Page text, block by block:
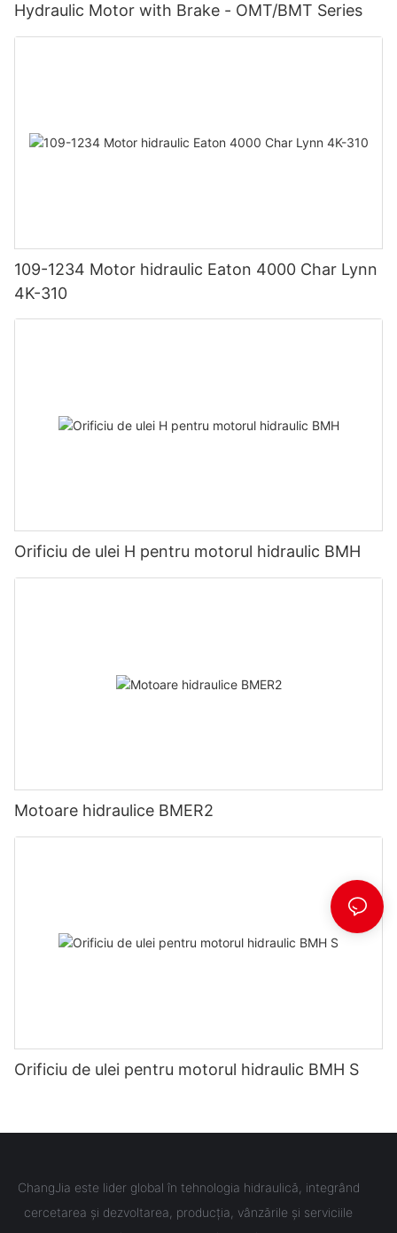
Hydraulic Motor with Brake - OMT/BMT Series
109-1234 Motor hidraulic Eaton 4000 Char Lynn
4K-310
Orificiu de ulei H pentru motorul hidraulic BMH
Motoare hidraulice BMER2
Orificiu de ulei pentru motorul hidraulic BMH S
ChangJia este lider global în tehnologia hidraulică, integrând
cercetarea și dezvoltarea, producția, vânzările și serviciile